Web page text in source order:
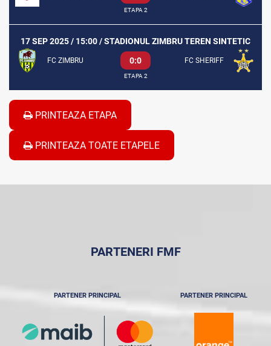
ETAPA 2
17 SEP 2025 / 15:00 / STADIONUL ZIMBRU TEREN SINTETIC
FC ZIMBRU 0:0 FC SHERIFF
ETAPA 2
PRINTEAZA ETAPA
PRINTEAZA TOATE ETAPELE
PARTENERI FMF
PARTENER PRINCIPAL PARTENER PRINCIPAL